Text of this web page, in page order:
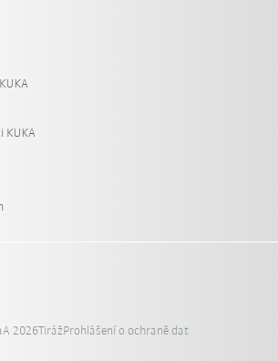
KUKA
2026TirážProhlášení o ochraně dat